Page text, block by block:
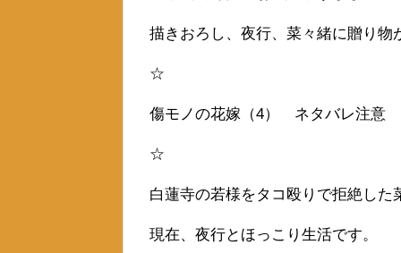
描きおろし、夜行、菜々緒に贈り物
☆
傷モノの花嫁（4） ネタバレ注意
☆
白蓮寺の若様をタコ殴りで拒絶した
現在、夜行とほっこり生活です。